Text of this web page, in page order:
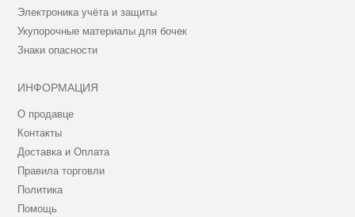
Электроника учёта и защиты
Укупорочные материалы для бочек
Знаки опасности
ИНФОРМАЦИЯ
О продавце
Контакты
Доставка и Оплата
Правила торговли
Политика
Помощь